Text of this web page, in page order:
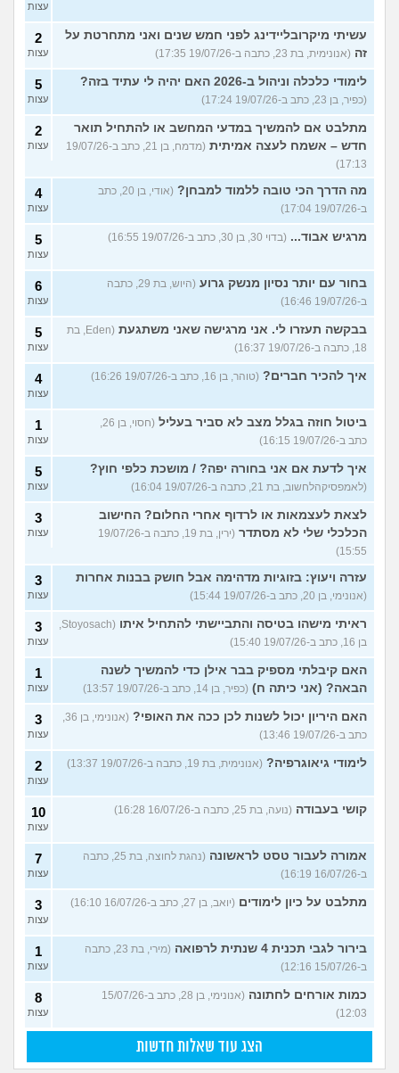
עצות
עשיתי מיקרובליידינג לפני חמש שנים ואני מתחרטת על
זה (אנונימית, בת 23, כתבה ב-19/07/26 17:35)
2
עצות
לימודי כלכלה וניהול ב-2026 האם יהיה לי עתיד בזה?
(כפיר, בן 23, כתב ב-19/07/26 17:24)
5
עצות
מתלבט אם להמשיך במדעי המחשב או להתחיל תואר
חדש – אשמח לעצה אמיתית
(מדמח, בן 21, כתב ב-19/07/26
17:13)
2
עצות
מה הדרך הכי טובה ללמוד למבחן?
(אודי, בן 20, כתב
ב-19/07/26 17:04)
4
עצות
מרגיש אבוד... (בדוי 30, בן 30, כתב ב-19/07/26 16:55) 5
עצות
בחור עם יותר נסיון מנשק גרוע
(היוש, בת 29, כתבה
ב-19/07/26 16:46)
6
עצות
בבקשה תעזרו לי. אני מרגישה שאני משתגעת
(Eden, בת
18, כתבה ב-19/07/26 16:37)
5
עצות
איך להכיר חברים? (טוהר, בן 16, כתב ב-19/07/26 16:26) 4
עצות
ביטול חוזה בגלל מצב לא סביר בעליל
(חסוי, בן 26,
כתב ב-19/07/26 16:15)
1
עצות
איך לדעת אם אני בחורה יפה? / מושכת כלפי חוץ?
(לאמפסיקהלחשוב, בת 21, כתבה ב-19/07/26 16:04)
5
עצות
לצאת לעצמאות או לרדוף אחרי החלום? החישוב
הכלכלי שלי לא מסתדר
(ירין, בת 19, כתבה ב-19/07/26
15:55)
3
עצות
עזרה ויעוץ: בזוגיות מדהימה אבל חושק בבנות אחרות
(אנונימי, בן 20, כתב ב-19/07/26 15:44)
3
עצות
ראיתי מישהו בטיסה והתביישתי להתחיל איתו
(Stoyosach,
בן 16, כתב ב-19/07/26 15:40)
3
עצות
האם קיבלתי מספיק בבר אילן כדי להמשיך לשנה
הבאה? (אני כיתה ח) (כפיר, בן 14, כתב ב-19/07/26 13:57)
1
עצות
האם היריון יכול לשנות לכן ככה את האופי?
(אנונימי, בן 36,
כתב ב-19/07/26 13:46)
3
עצות
לימודי גיאוגרפיה? (אנונימית, בת 19, כתבה ב-19/07/26 13:37) 2
עצות
קושי בעבודה (נועה, בת 25, כתבה ב-16/07/26 16:28) 10
עצות
אמורה לעבור טסט לראשונה
(נהגת לחוצה, בת 25, כתבה
ב-16/07/26 16:19)
7
עצות
מתלבט על כיון לימודים (יואב, בן 27, כתב ב-16/07/26 16:10) 3
עצות
בירור לגבי תכנית 4 שנתית לרפואה
(מירי, בת 23, כתבה
ב-15/07/26 12:16)
1
עצות
כמות אורחים לחתונה
(אנונימי, בן 28, כתב ב-15/07/26
12:03)
8
עצות
הצג עוד שאלות חדשות